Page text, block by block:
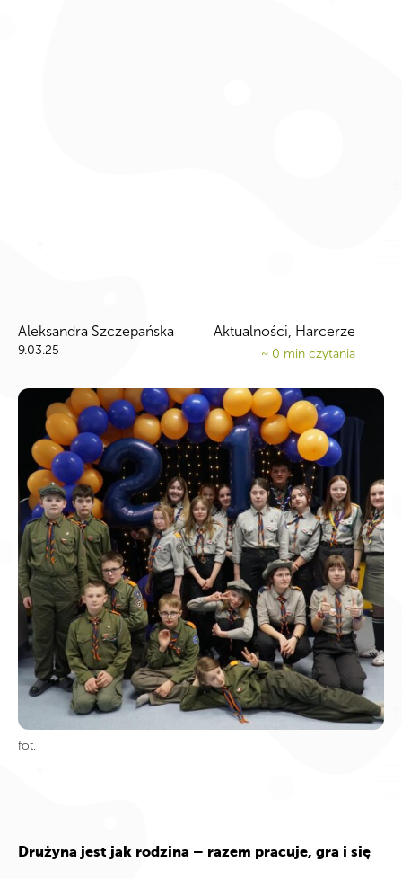
Aleksandra Szczepańska
9.03.25
Aktualności, Harcerze
~ 0 min czytania
fot.
Drużyna jest jak rodzina – razem pracuje, gra i się